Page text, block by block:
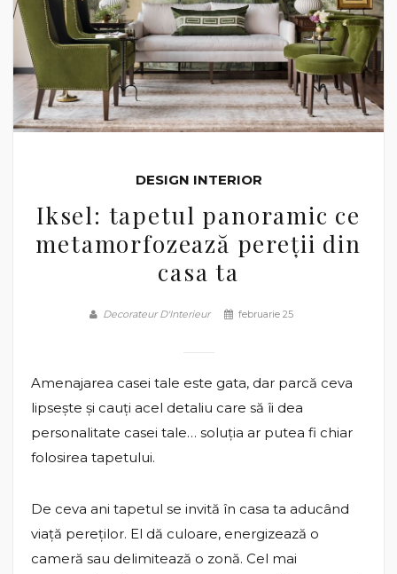
DESIGN INTERIOR
Iksel: tapetul panoramic ce
metamorfozează pereții din
casa ta
Decorateur D'Interieur februarie 25
Amenajarea casei tale este gata, dar parcă ceva
lipsește și cauți acel detaliu care să îi dea
personalitate casei tale… soluția ar putea fi chiar
folosirea tapetului.
De ceva ani tapetul se invită în casa ta aducând
viață pereților. El dă culoare, energizează o
cameră sau delimitează o zonă. Cel mai